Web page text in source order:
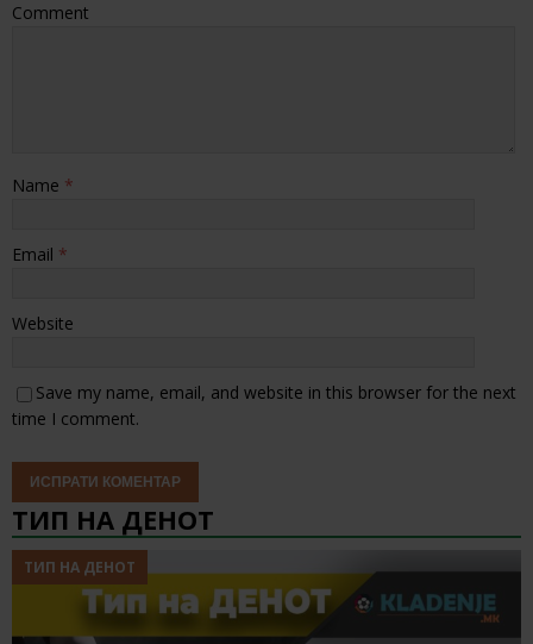
Comment
Name *
Email *
Website
Save my name, email, and website in this browser for the next
time I comment.
ТИП НА ДЕНОТ
ТИП НА ДЕНОТ